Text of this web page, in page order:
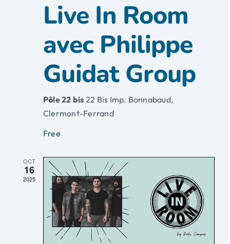
Live In Room
avec Philippe
Guidat Group
Pôle 22 bis 22 Bis Imp. Bonnabaud,
Clermont-Ferrand
Free
OCT
16
2025